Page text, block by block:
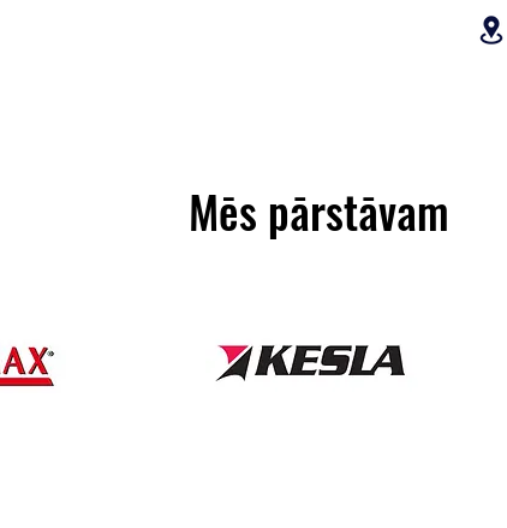
Mēs pārstāvam